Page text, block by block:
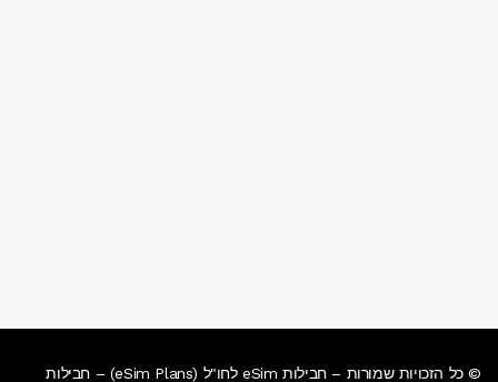
© כל הזכויות שמורות – חבילות eSim לחו"ל (eSim Plans) – חבילות